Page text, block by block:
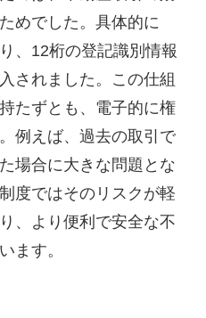
めでした。具体的に
、12桁の登記識別情報
されました。この仕組
たずとも、電子的に権
例えば、過去の取引で
場合に大きな問題とな
度ではそのリスクが軽
、より便利で安全な不
ます。